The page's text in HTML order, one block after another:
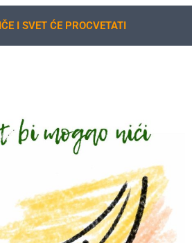
I SVET ĆE PROCVETATI